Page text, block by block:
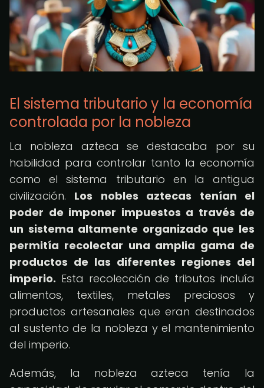
El sistema tributario y la economía
controlada por la nobleza
La nobleza azteca se destacaba por su
habilidad para controlar tanto la economía
como el sistema tributario en la antigua
civilización. Los nobles aztecas tenían el
poder de imponer impuestos a través de
un sistema altamente organizado que les
permitía recolectar una amplia gama de
productos de las diferentes regiones del
imperio. Esta recolección de tributos incluía
alimentos, textiles, metales preciosos y
productos artesanales que eran destinados
al sustento de la nobleza y el mantenimiento
del imperio.
Además, la nobleza azteca tenía la